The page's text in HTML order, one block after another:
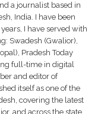
a journalist based in
India. I have been
I have served with
Swadesh (Gwalior),
Pradesh Today
full-time in digital
and editor of
itself as one of the
covering the latest
and across the state.